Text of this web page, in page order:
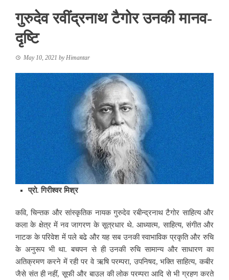
गुरुदेव रवींद्रनाथ टैगोर उनकी मानव-
दृष्टि
May 10, 2021 byHimantar
प्रो. गिरीश्वर मिश्र
कवि, चिन्तक और सांस्कृतिक नायक गुरुदेव रबीन्द्रनाथ टैगोर साहित्य और
कला के क्षेत्र में नव जागरण के सूत्रधार थे. आध्यात्म, साहित्य, संगीत और
नाटक के परिवेश में पले बढे और यह सब उनकी स्वाभाविक प्रकृति और रुचि
के अनुरूप भी था. बचपन से ही उनकी रुचि सामान्य और साधारण का
अतिक्रमण करने में रही पर वेऋषि परम्परा, उपनिषद, भक्ति साहित्य, कबीर
जैसे संत ही नहीं, सूफी और बाउल की लोक परम्परा आदि से भी ग्रहण करते